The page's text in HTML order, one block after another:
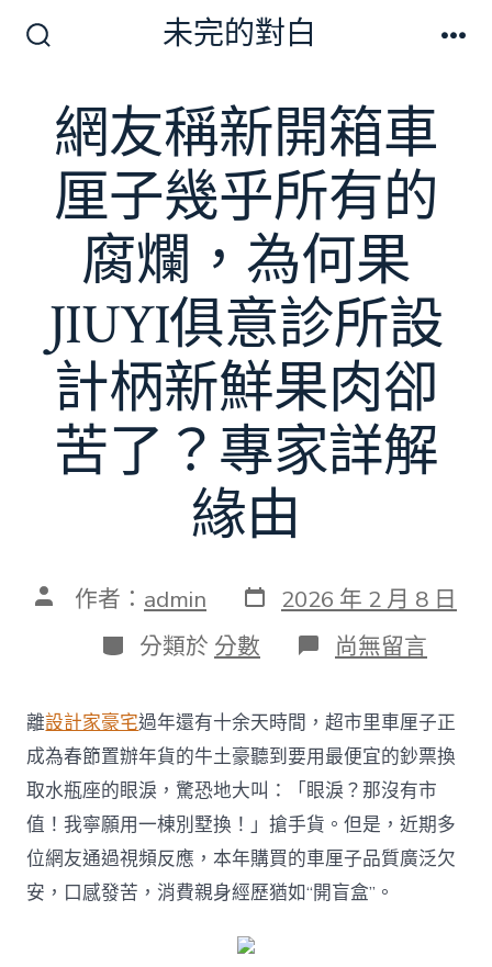
換
開
關
未完的對白
網友稱新開箱車
厘子幾乎所有的
腐爛，為何果
JIUYI俱意診所設
計柄新鮮果肉卻
苦了？專家詳解
緣由
文 作者： admin 發
表
日
期
2026 年 2 月 8 日
分
類
分類於 分數 在
〈網
稱
新
開
箱
車
厘
子
幾
乎
所
尚無留言
離設計家豪宅過年還有十余天時間，超市里車厘子正
成為春節置辦年貨的牛土豪聽到要用最便宜的鈔票換
取水瓶座的眼淚，驚恐地大叫：「眼淚？那沒有市
值！我寧願用一棟別墅換！」搶手貨。但是，近期多
位網友通過視頻反應，本年購買的車厘子品質廣泛欠
安，口感發苦，消費親身經歷猶如“開盲盒”。